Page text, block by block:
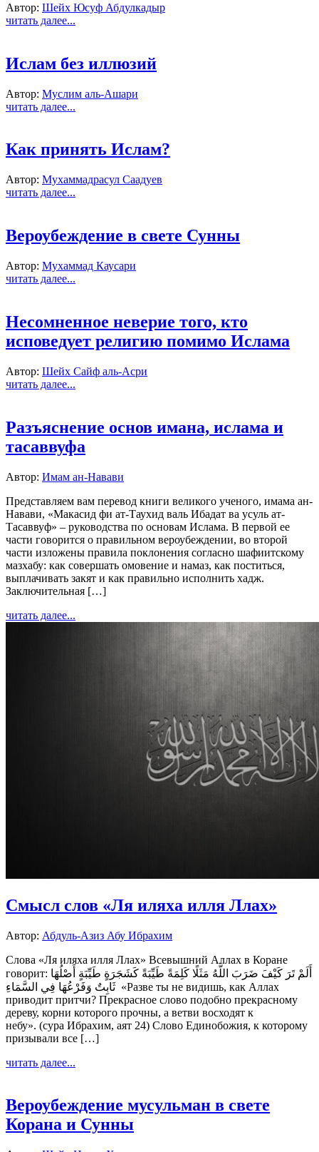
Автор: Шейх Юсуф Абдулкадыр
читать далее...
Ислам без иллюзий
Автор: Муслим аль-Ашари
читать далее...
Как принять Ислам?
Автор: Мухаммадрасул Саадуев
читать далее...
Вероубеждение в свете Сунны
Автор: Мухаммад Каусари
читать далее...
Несомненное неверие того, кто
исповедует религию помимо Ислама
Автор: Шейх Сайф аль-Асри
читать далее...
Разъяснение основ имана, ислама и
тасаввуфа
Автор: Имам ан-Навави
Представляем вам перевод книги великого ученого, имама ан-
Навави, «Макасид фи ат-Таухид валь Ибадат ва усуль ат-
Тасаввуф» – руководства по основам Ислама. В первой ее
части говорится о правильном вероубеждении, во второй
части изложены правила поклонения согласно шафиитскому
мазхабу: как совершать омовение и намаз, как поститься,
выплачивать закят и как правильно исполнить хадж.
Заключительная […]
читать далее...
Смысл слов «Ля иляха илля Ллах»
Автор: Абдуль-Азиз Абу Ибрахим
Слова «Ля иляха илля Ллах» Всевышний Аллах в Коране
говорит: أَلَمْ تَرَ كَيْفَ ضَرَبَ اللَّهُ مَثَلًا كَلِمَةً طَيِّبَةً كَشَجَرَةٍ طَيِّبَةٍ أَصْلُهَا
ثَابِتٌ وَفَرْعُهَا فِي السَّمَاءِ «Разве ты не видишь, как Аллах
приводит притчи? Прекрасное слово подобно прекрасному
дереву, корни которого прочны, а ветви восходят к
небу». (сура Ибрахим, аят 24) Слово Единобожия, к которому
призывали все […]
читать далее...
Вероубеждение мусульман в свете
Корана и Сунны